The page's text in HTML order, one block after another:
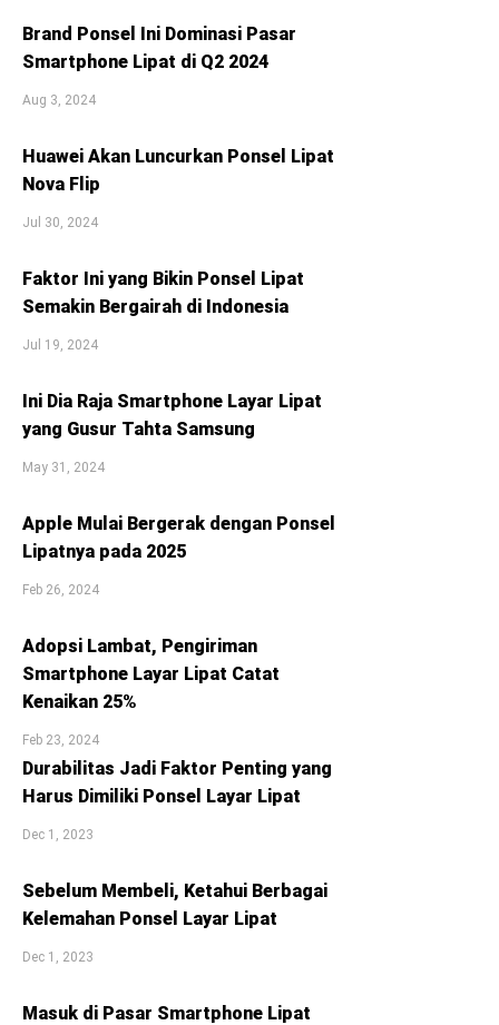
Brand Ponsel Ini Dominasi Pasar
Smartphone Lipat di Q2 2024
Aug 3, 2024
Huawei Akan Luncurkan Ponsel Lipat
Nova Flip
Jul 30, 2024
Faktor Ini yang Bikin Ponsel Lipat
Semakin Bergairah di Indonesia
Jul 19, 2024
Ini Dia Raja Smartphone Layar Lipat
yang Gusur Tahta Samsung
May 31, 2024
Apple Mulai Bergerak dengan Ponsel
Lipatnya pada 2025
Feb 26, 2024
Adopsi Lambat, Pengiriman
Smartphone Layar Lipat Catat
Kenaikan 25%
Feb 23, 2024
Durabilitas Jadi Faktor Penting yang
Harus Dimiliki Ponsel Layar Lipat
Dec 1, 2023
Sebelum Membeli, Ketahui Berbagai
Kelemahan Ponsel Layar Lipat
Dec 1, 2023
Masuk di Pasar Smartphone Lipat